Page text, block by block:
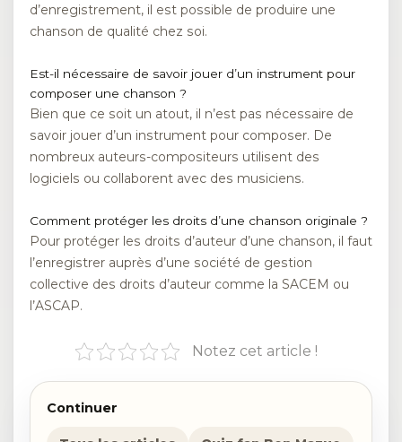
d’enregistrement, il est possible de produire une
chanson de qualité chez soi.
Est-il nécessaire de savoir jouer d’un instrument pour
composer une chanson ?
Bien que ce soit un atout, il n’est pas nécessaire de
savoir jouer d’un instrument pour composer. De
nombreux auteurs-compositeurs utilisent des
logiciels ou collaborent avec des musiciens.
Comment protéger les droits d’une chanson originale ?
Pour protéger les droits d’auteur d’une chanson, il faut
l’enregistrer auprès d’une société de gestion
collective des droits d’auteur comme la SACEM ou
l’ASCAP.
Notez cet article !
Continuer